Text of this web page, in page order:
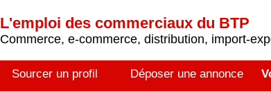
L'emploi des commerciaux du BTP
Commerce, e-commerce, distribution, import-
Sourcer un profil Déposer une annonce